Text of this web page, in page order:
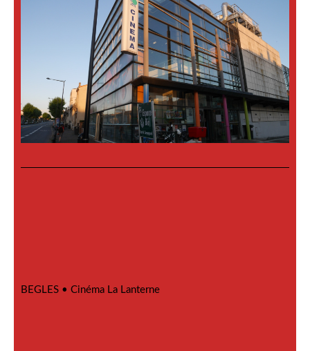
BEGLES • Cinéma La Lanterne